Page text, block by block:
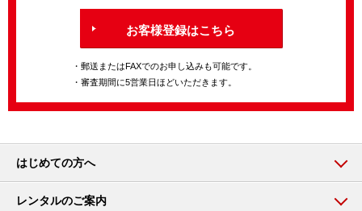
お客様登録はこちら
・郵送またはFAXでのお申し込みも可能です。
・審査期間に5営業日ほどいただきます。
はじめての方へ
レンタルのご案内